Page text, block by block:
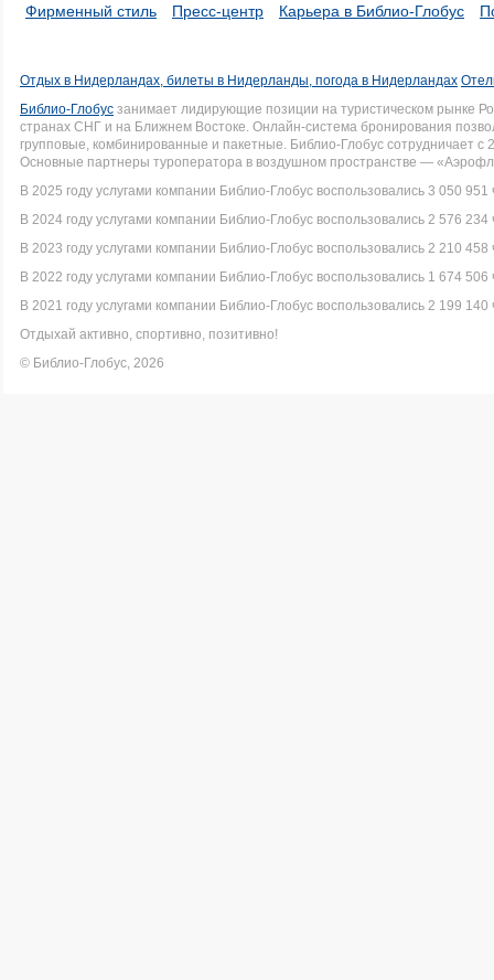
Фирменный стиль Пресс-центр Карьера в Библио-Глобус
Отдых в Нидерландах, билеты в Нидерланды, погода в Нидерландах
Библио-Глобус занимает лидирующие позиции на туристическом рынке
странах СНГ и на Ближнем Востоке. Онлайн-система бронирования
групповые, комбинированные и пакетные. Библио-Глобус сотрудничает
Основные партнеры туроператора в воздушном пространстве —
В 2025 году услугами компании Библио-Глобус воспользовались 3 050 951
В 2024 году услугами компании Библио-Глобус воспользовались 2 576 234
В 2023 году услугами компании Библио-Глобус воспользовались 2 210 458
В 2022 году услугами компании Библио-Глобус воспользовались 1 674 506
В 2021 году услугами компании Библио-Глобус воспользовались 2 199 140
Отдыхай активно, спортивно, позитивно!
© Библио-Глобус, 2026